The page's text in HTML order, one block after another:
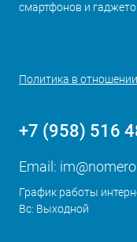
смартфонов и
Политика в
+7 (958) 516
Email:
График работы
Вс: Выходной